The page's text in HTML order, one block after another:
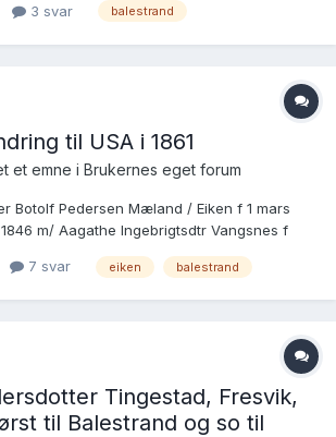
fs10761800540091 Sogelaget i
3 svar balestrand
til USA i 1861
et emne i Brukernes eget forum
Botolf Pedersen Mæland / Eiken f 1 mars
m/ Aagathe Ingebrigtsdtr Vangsnes f
kb20070302620123 Korleis
7 svar eiken balestrand
Tingestad, Fresvik,
til Balestrand og so til